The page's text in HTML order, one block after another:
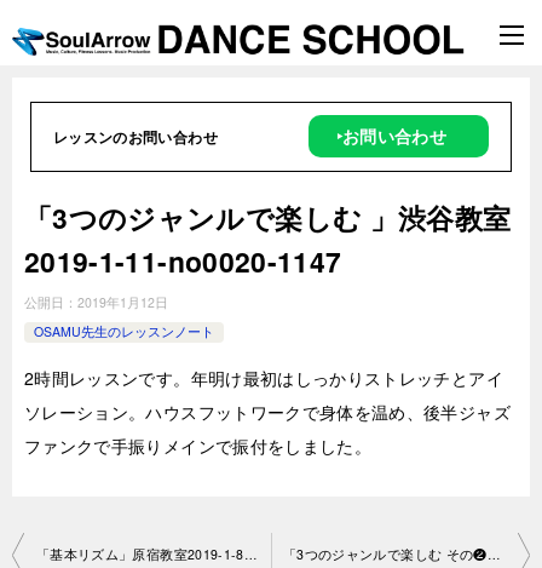
レッスンのお問い合わせ ‣お問い合わせ
「3つのジャンルで楽しむ 」渋谷教室
2019-1-11-no0020-1147
公開日： 2019年1月12日
OSAMU先生のレッスンノート
2時間レッスンです。年明け最初はしっかりストレッチとアイ
ソレーション。ハウスフットワークで身体を温め、後半ジャズ
ファンクで手振りメインで振付をしました。
投